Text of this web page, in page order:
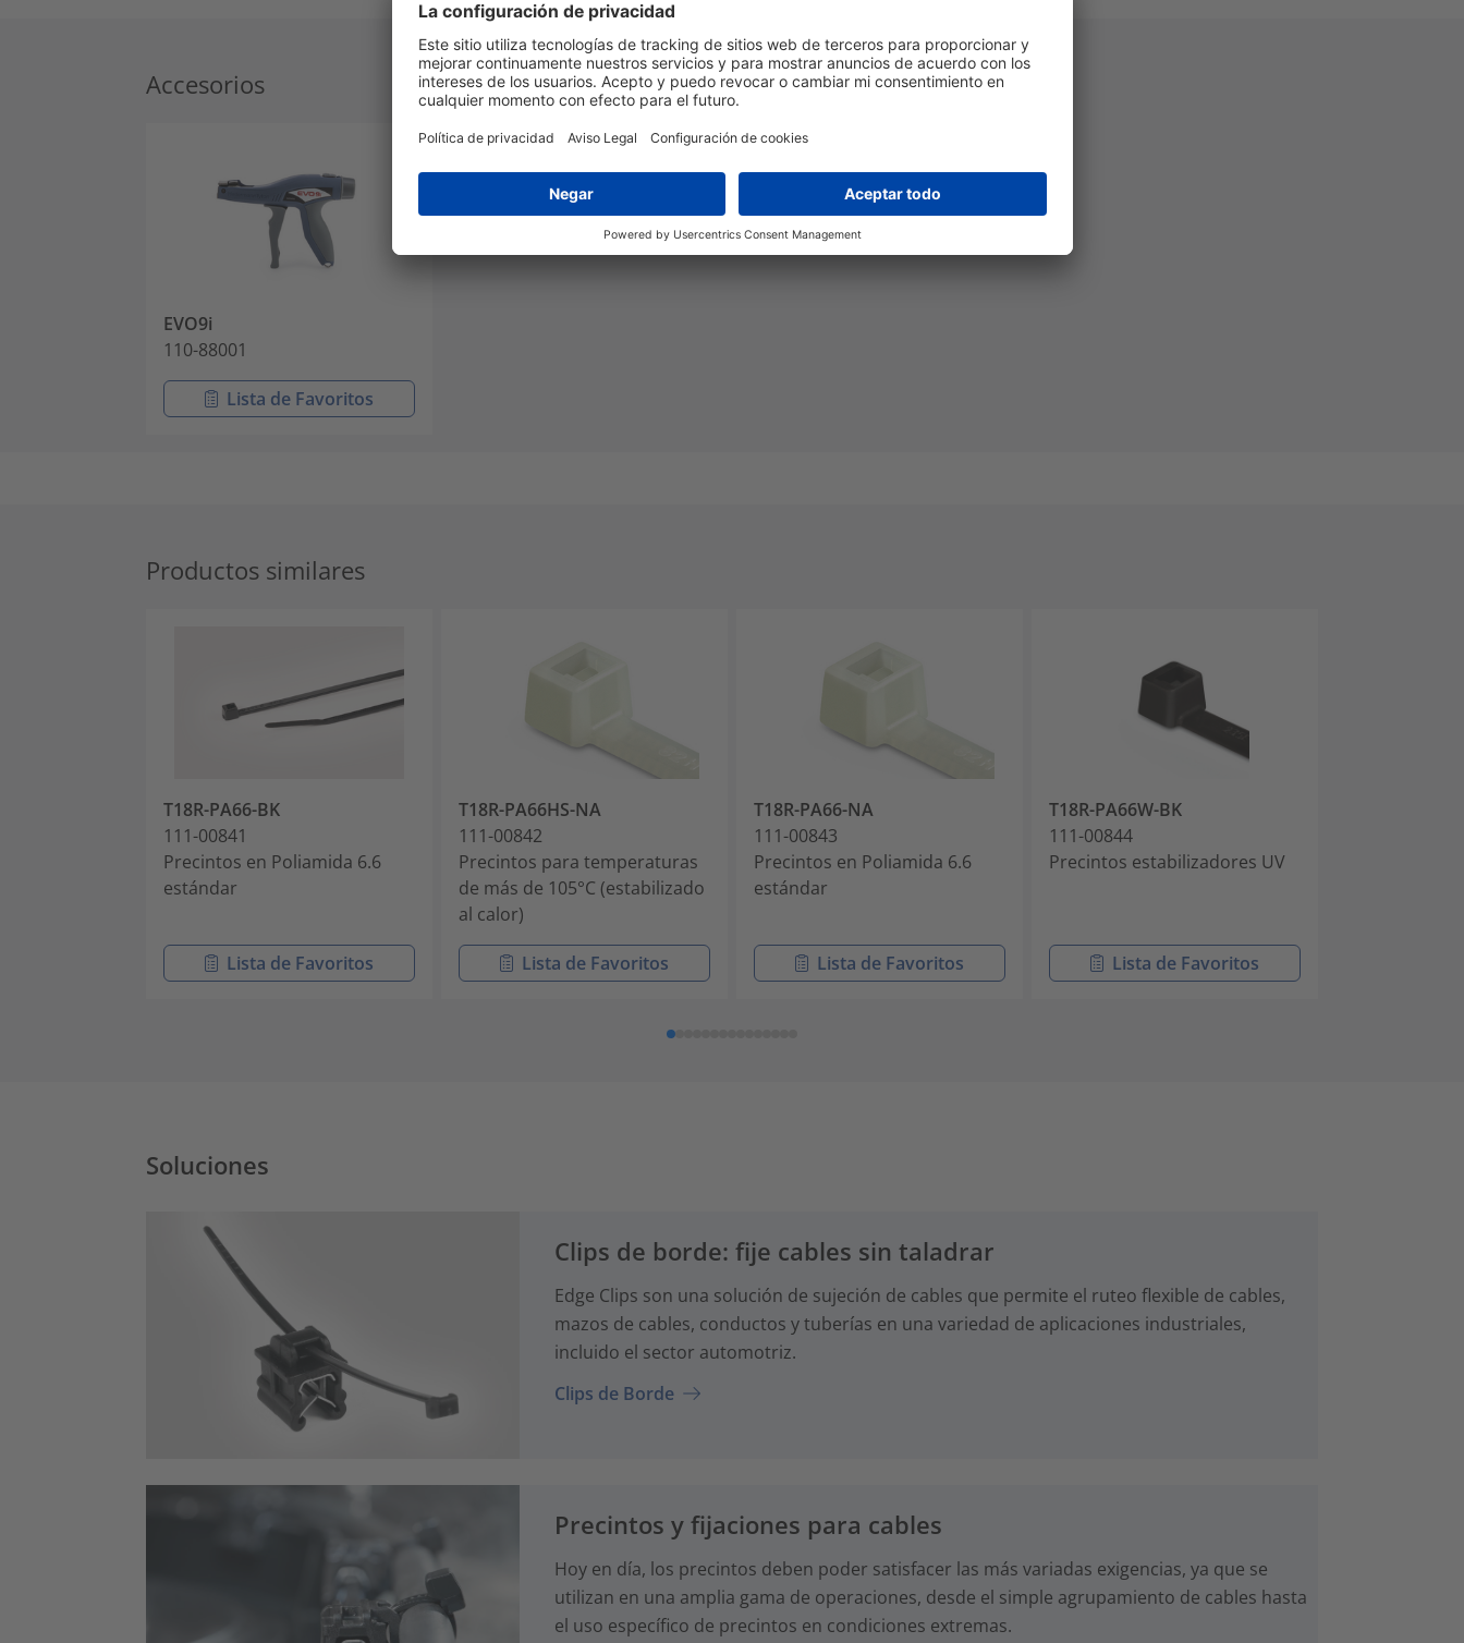
Accesorios
EVO9i
110-88001
Lista de Favoritos
Productos similares
T18R-PA66-BK
111-00841
Precintos en Poliamida 6.6
estándar
Lista de Favoritos
T18R-PA66HS-NA
111-00842
Precintos para temperaturas
de más de 105°C (estabilizado
al calor)
Lista de Favoritos
T18R-PA66-NA
111-00843
Precintos en Poliamida 6.6
estándar
Lista de Favoritos
T18R-PA66W-BK
111-00844
Precintos estabilizadores UV
Lista de Favoritos
Soluciones
Clips de borde: fije cables sin taladrar
Edge Clips son una solución de sujeción de cables que permite el ruteo flexible de cables,
mazos de cables, conductos y tuberías en una variedad de aplicaciones industriales,
incluido el sector automotriz.
Clips de Borde
Precintos y fijaciones para cables
Hoy en día, los precintos deben poder satisfacer las más variadas exigencias, ya que se
utilizan en una amplia gama de operaciones, desde el simple agrupamiento de cables hasta
el uso específico de precintos en condiciones extremas.